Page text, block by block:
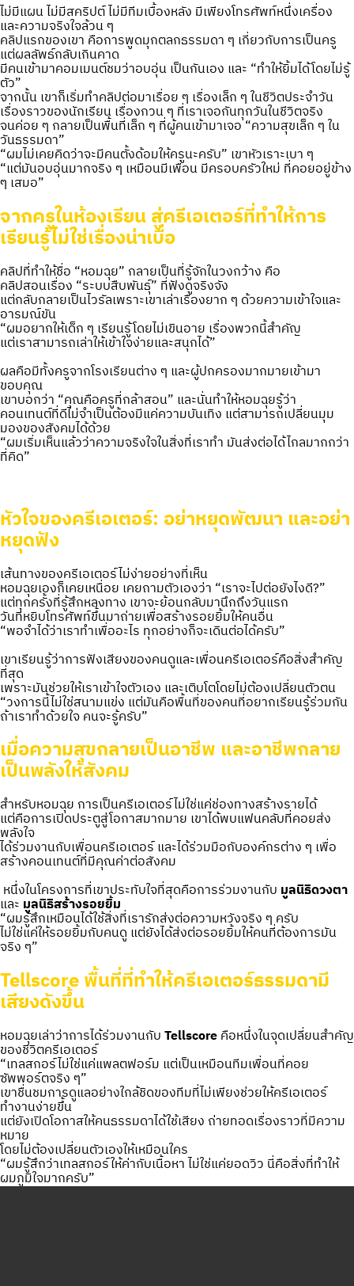
ไม่มีแผน ไม่มีสคริปต์ ไม่มีทีมเบื้องหลัง มีเพียงโทรศัพท์หนึ่งเครื่อง
และความจริงใจล้วน ๆ
คลิปแรกของเขา คือการพูดมุกตลกธรรมดา ๆ เกี่ยวกับการเป็นครู
แต่ผลลัพธ์กลับเกินคาด
มีคนเข้ามาคอมเมนต์ชมว่าอบอุ่น เป็นกันเอง และ “ทำให้ยิ้มได้โดยไม่รู้
ตัว”
จากนั้น เขาก็เริ่มทำคลิปต่อมาเรื่อย ๆ เรื่องเล็ก ๆ ในชีวิตประจำวัน
เรื่องราวของนักเรียน เรื่องกวน ๆ ที่เราเจอกันทุกวันในชีวิตจริง
จนค่อย ๆ กลายเป็นพื้นที่เล็ก ๆ ที่ผู้คนเข้ามาเจอ “ความสุขเล็ก ๆ ใน
วันธรรมดา”
“ผมไม่เคยคิดว่าจะมีคนตั้งด้อมให้ครูนะครับ” เขาหัวเราะเบา ๆ
“แต่มันอบอุ่นมากจริง ๆ เหมือนมีเพื่อน มีครอบครัวใหม่ ที่คอยอยู่ข้าง
ๆ เสมอ”
จากครูในห้องเรียน สู่ครีเอเตอร์ที่ทำให้การ
เรียนรู้ไม่ใช่เรื่องน่าเบื่อ
คลิปที่ทำให้ชื่อ “หอมฉุย” กลายเป็นที่รู้จักในวงกว้าง คือ
คลิปสอนเรื่อง “ระบบสืบพันธุ์” ที่ฟังดูจริงจัง
แต่กลับกลายเป็นไวรัลเพราะเขาเล่าเรื่องยาก ๆ ด้วยความเข้าใจและ
อารมณ์ขัน
“ผมอยากให้เด็ก ๆ เรียนรู้โดยไม่เขินอาย เรื่องพวกนี้สำคัญ
แต่เราสามารถเล่าให้เข้าใจง่ายและสนุกได้”
ผลคือมีทั้งครูจากโรงเรียนต่าง ๆ และผู้ปกครองมากมายเข้ามา
ขอบคุณ
เขาบอกว่า “คุณคือครูที่กล้าสอน” และนั่นทำให้หอมฉุยรู้ว่า
คอนเทนต์ที่ดีไม่จำเป็นต้องมีแค่ความบันเทิง แต่สามารถเปลี่ยนมุม
มองของสังคมได้ด้วย
“ผมเริ่มเห็นแล้วว่าความจริงใจในสิ่งที่เราทำ มันส่งต่อได้ไกลมากกว่า
ที่คิด”
หัวใจของครีเอเตอร์: อย่าหยุดพัฒนา และอย่า
หยุดฟัง
เส้นทางของครีเอเตอร์ไม่ง่ายอย่างที่เห็น
หอมฉุยเองก็เคยเหนื่อย เคยถามตัวเองว่า “เราจะไปต่อยังไงดี?”
แต่ทุกครั้งที่รู้สึกหลงทาง เขาจะย้อนกลับมานึกถึงวันแรก
วันที่หยิบโทรศัพท์ขึ้นมาถ่ายเพื่อสร้างรอยยิ้มให้คนอื่น
“พอจำได้ว่าเราทำเพื่ออะไร ทุกอย่างก็จะเดินต่อได้ครับ”
เขาเรียนรู้ว่าการฟังเสียงของคนดูและเพื่อนครีเอเตอร์คือสิ่งสำคัญ
ที่สุด
เพราะมันช่วยให้เราเข้าใจตัวเอง และเติบโตโดยไม่ต้องเปลี่ยนตัวตน
“วงการนี้ไม่ใช่สนามแข่ง แต่มันคือพื้นที่ของคนที่อยากเรียนรู้ร่วมกัน
ถ้าเราทำด้วยใจ คนจะรู้ครับ”
เมื่อความสุขกลายเป็นอาชีพ และอาชีพกลาย
เป็นพลังให้สังคม
สำหรับหอมฉุย การเป็นครีเอเตอร์ไม่ใช่แค่ช่องทางสร้างรายได้
แต่คือการเปิดประตูสู่โอกาสมากมาย เขาได้พบแฟนคลับที่คอยส่ง
พลังใจ
ได้ร่วมงานกับเพื่อนครีเอเตอร์ และได้ร่วมมือกับองค์กรต่าง ๆ เพื่อ
สร้างคอนเทนต์ที่มีคุณค่าต่อสังคม
หนึ่งในโครงการที่เขาประทับใจที่สุดคือการร่วมงานกับ มูลนิธิดวงตา
และ มูลนิธิสร้างรอยยิ้ม
“ผมรู้สึกเหมือนได้ใช้สิ่งที่เรารักส่งต่อความหวังจริง ๆ ครับ
ไม่ใช่แค่ให้รอยยิ้มกับคนดู แต่ยังได้ส่งต่อรอยยิ้มให้คนที่ต้องการมัน
จริง ๆ”
Tellscore พื้นที่ที่ทำให้ครีเอเตอร์ธรรมดามี
เสียงดังขึ้น
หอมฉุยเล่าว่าการได้ร่วมงานกับTellscoreคือหนึ่งในจุดเปลี่ยนสำคัญ
ของชีวิตครีเอเตอร์
“เทลสกอร์ไม่ใช่แค่แพลตฟอร์ม แต่เป็นเหมือนทีมเพื่อนที่คอย
ซัพพอร์ตจริง ๆ”
เขาชื่นชมการดูแลอย่างใกล้ชิดของทีมที่ไม่เพียงช่วยให้ครีเอเตอร์
ทำงานง่ายขึ้น
แต่ยังเปิดโอกาสให้คนธรรมดาได้ใช้เสียง ถ่ายทอดเรื่องราวที่มีความ
หมาย
โดยไม่ต้องเปลี่ยนตัวเองให้เหมือนใคร
“ผมรู้สึกว่าเทลสกอร์ให้ค่ากับเนื้อหา ไม่ใช่แค่ยอดวิว นี่คือสิ่งที่ทำให้
ผมภูมิใจมากครับ”